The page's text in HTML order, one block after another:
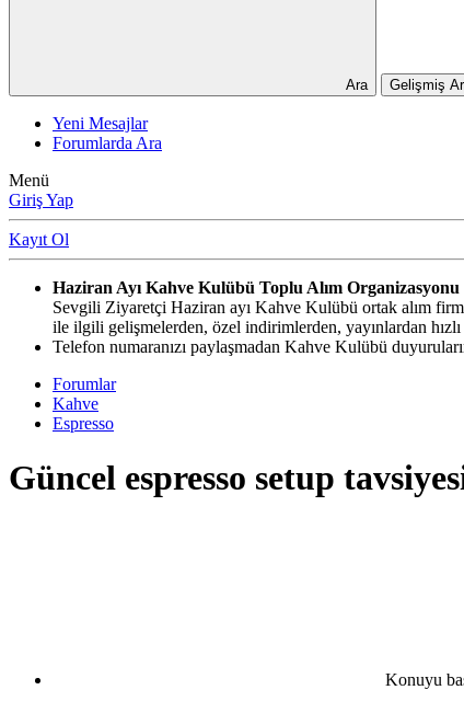
Ara Gelişmiş
Yeni Mesajlar
Forumlarda Ara
Menü
Giriş Yap
Kayıt Ol
Haziran Ayı Kahve Kulübü Toplu Alım Organizasyonu
Sevgili Ziyaretçi Haziran ayı Kahve Kulübü ortak alım
ile ilgili gelişmelerden, özel indirimlerden, yayınlardan
Telefon numaranızı paylaşmadan Kahve Kulübü
Forumlar
Kahve
Espresso
Güncel espresso setup
Konuyu